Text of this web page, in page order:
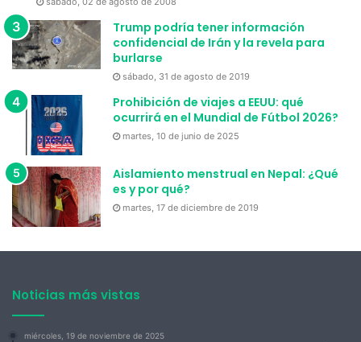
Trump podría tener información
confidencial de Irán y la revela para
burlarse
sábado, 31 de agosto de 2019
Prohibición de viajes a EEUU: qué
ocurrirá en el Mundial de Fútbol 2026?
martes, 10 de junio de 2025
Aislamiento menstrual en Nepal: ¿Qué
es y por qué?
martes, 17 de diciembre de 2019
Noticias más vistas
miércoles, 19 de noviembre de 2025